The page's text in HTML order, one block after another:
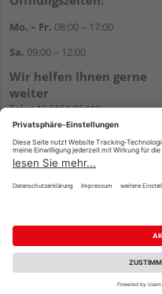
Mo. – Fr. 08:00 – 17:00
Sa. 09:00 – 12:00
Wir helfen Ihnen gerne
weiter
Tel.:+49 5151 95410
E-Mail:shop@holzland-koenig.de
Impressum AGB
Reservierungsbedingungen